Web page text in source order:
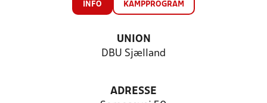
INFO KAMPPROGRAM
UNION
DBU Sjælland
ADRESSE